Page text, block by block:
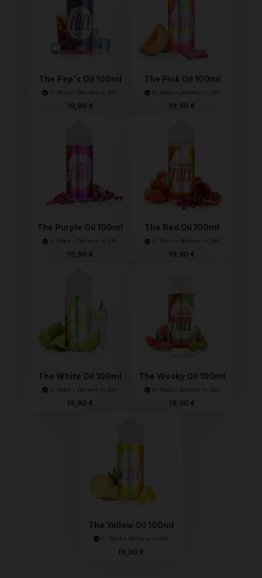
The Pep's Oil 100ml
Fr...
In Stock • Delivery in 24H
19,90 €
The Pink Oil 100ml
Fru...
In Stock • Delivery in 24H
19,90 €
The Purple Oil 100ml
F...
In Stock • Delivery in 24H
19,90 €
The Red Oil 100ml
Frui...
In Stock • Delivery in 24H
19,90 €
The White Oil 100ml
Fr...
In Stock • Delivery in 24H
19,90 €
The Wooky Oil 100ml
Fr...
In Stock • Delivery in 24H
19,90 €
The Yellow Oil 100ml
F...
In Stock • Delivery in 24H
19,90 €